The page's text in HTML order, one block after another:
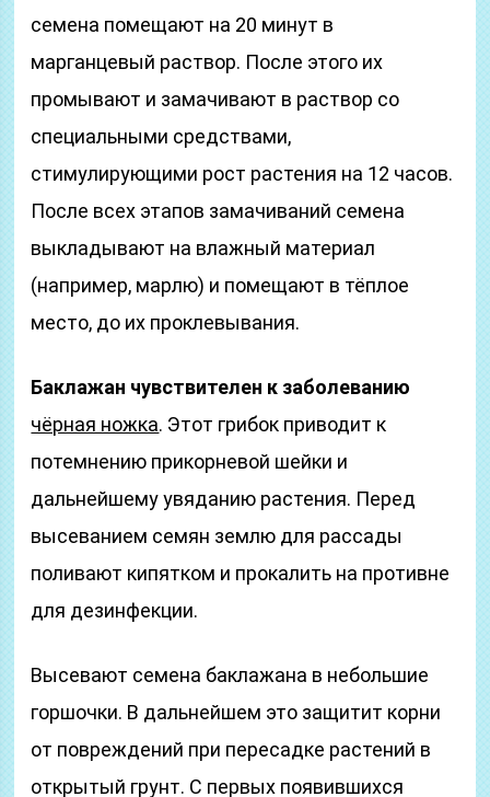
семена помещают на 20 минут в
марганцевый раствор. После этого их
промывают и замачивают в раствор со
специальными средствами,
стимулирующими рост растения на 12 часов.
После всех этапов замачиваний семена
выкладывают на влажный материал
(например, марлю) и помещают в тёплое
место, до их проклевывания.
Баклажан чувствителен к заболеванию
чёрная ножка. Этот грибок приводит к
потемнению прикорневой шейки и
дальнейшему увяданию растения. Перед
высеванием семян землю для рассады
поливают кипятком и прокалить на противне
для дезинфекции.
Высевают семена баклажана в небольшие
горшочки. В дальнейшем это защитит корни
от повреждений при пересадке растений в
открытый грунт. С первых появившихся